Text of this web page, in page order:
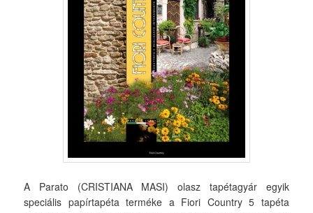
A Parato (CRISTIANA MASI) olasz tapétagyár egyik
speciális papírtapéta terméke a Fiori Country 5 tapéta